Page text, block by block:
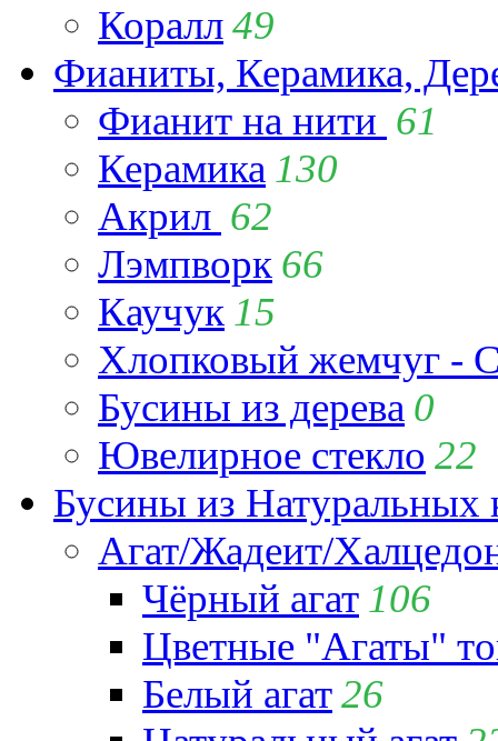
Коралл49
Фианиты, Керамика,
Фианит на нити 61
Керамика 130
Акрил 62
Лэмпворк 66
Каучук 15
Хлопковый жемчуг -
Бусины из дерева 0
Ювелирное стекло 22
Бусины из Натуральных
Агат/Жадеит/
Чёрный агат 106
Цветные "Агаты"
Белый агат26